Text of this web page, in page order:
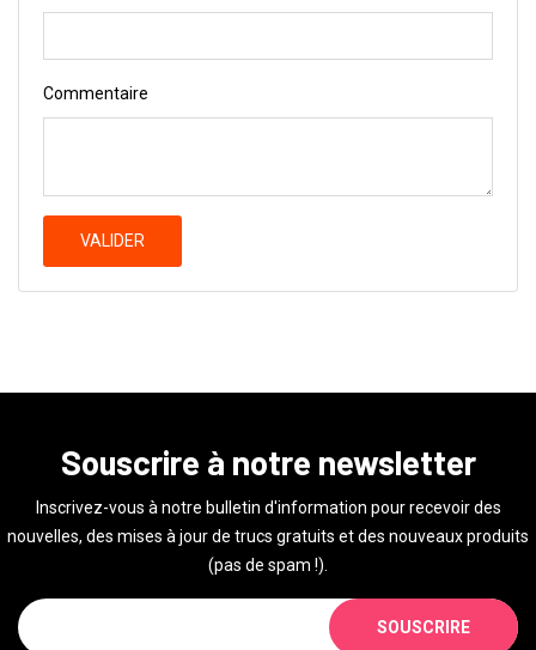
Commentaire
VALIDER
Souscrire à notre newsletter
Inscrivez-vous à notre bulletin d'information pour recevoir des
nouvelles, des mises à jour de trucs gratuits et des nouveaux produits
(pas de spam !).
SOUSCRIRE